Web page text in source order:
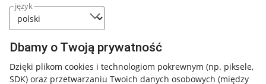
język
Dbamy o Twoją prywatność
Dzięki plikom cookies i technologiom pokrewnym (np. piksele,
SDK) oraz przetwarzaniu Twoich danych osobowych (między